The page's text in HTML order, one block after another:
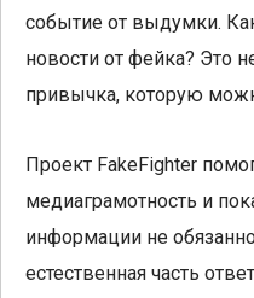
событие от выдумки.
новости от фейка? Это
привычка, которую
Проект FakeFighter
медиаграмотность и
информации не
естественная часть